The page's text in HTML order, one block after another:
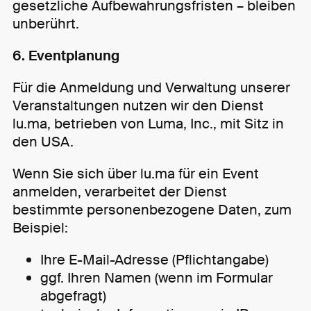
gesetzliche Aufbewahrungsfristen – bleiben
unberührt.
6. Eventplanung
Für die Anmeldung und Verwaltung unserer
Veranstaltungen nutzen wir den Dienst
lu.ma, betrieben von Luma, Inc., mit Sitz in
den USA.
Wenn Sie sich über lu.ma für ein Event
anmelden, verarbeitet der Dienst
bestimmte personenbezogene Daten, zum
Beispiel:
Ihre E-Mail-Adresse (Pflichtangabe)
ggf. Ihren Namen (wenn im Formular
abgefragt)